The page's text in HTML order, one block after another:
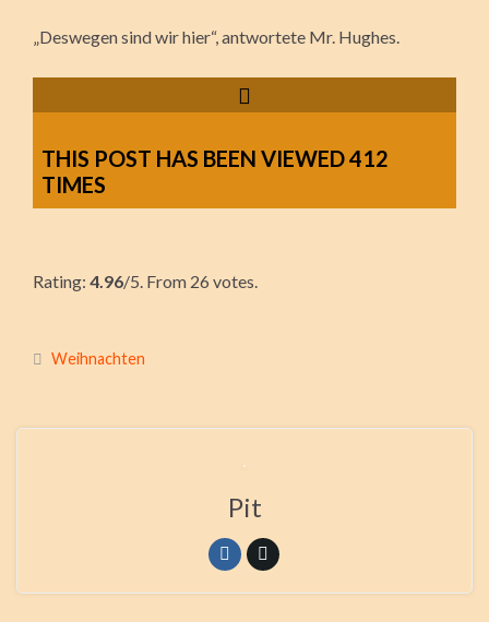
„Deswegen sind wir hier“, antwortete Mr. Hughes.
THIS POST HAS BEEN VIEWED412
TIMES
a
t
s
Rating: 4.96/5. From 26 votes.
Weihnachten
Pit